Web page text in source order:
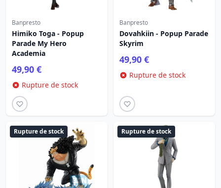
Banpresto
Himiko Toga - Popup
Parade My Hero
Academia
49,90 €
Rupture de stock
Banpresto
Dovahkiin - Popup Parade
Skyrim
49,90 €
Rupture de stock
Rupture de stock Rupture de stock